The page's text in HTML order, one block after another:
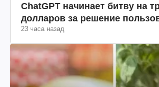
ChatGPT начинает битву на
долларов за решение
23 часа назад